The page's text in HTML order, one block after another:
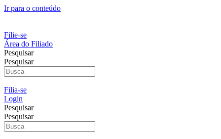
Ir para o conteúdo
Filie-se
Área do Filiado
Pesquisar
Pesquisar
Filia-se
Login
Pesquisar
Pesquisar